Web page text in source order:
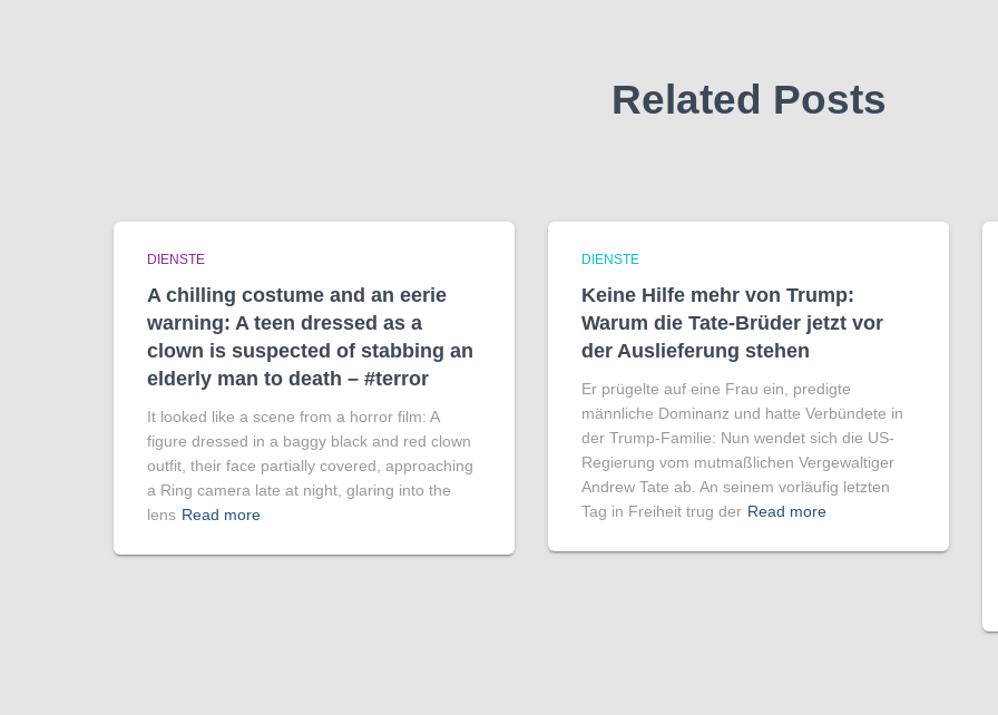
Related Posts
DIENSTE
A chilling costume and an eerie
warning: A teen dressed as a
clown is suspected of stabbing an
elderly man to death – #terror
It looked like a scene from a horror film: A
figure dressed in a baggy black and red clown
outfit, their face partially covered, approaching
a Ring camera late at night, glaring into the
lens Read more
DIENSTE
Keine Hilfe mehr von Trump:
Warum die Tate-Brüder jetzt vor
der Auslieferung stehen
Er prügelte auf eine Frau ein, predigte
männliche Dominanz und hatte Verbündete in
der Trump-Familie: Nun wendet sich die US-
Regierung vom mutmaßlichen Vergewaltiger
Andrew Tate ab. An seinem vorläufig letzten
Tag in Freiheit trug der Read more